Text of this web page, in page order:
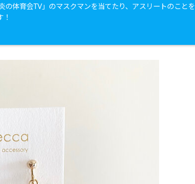
の体育会TV」のマスクマンを当てたり、アスリートのことを
！